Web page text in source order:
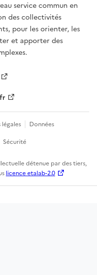
service commun en
des collectivités
pour les orienter, les
et apporter des
Données
Sécurité
détenue par des tiers,
licence etalab-2.0